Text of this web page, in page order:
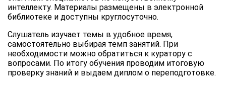
интеллекту. Материалы размещены в электронной
библиотеке и доступны круглосуточно.
Слушатель изучает темы в удобное время,
самостоятельно выбирая темп занятий. При
необходимости можно обратиться к куратору с
вопросами. По итогу обучения проводим итоговую
проверку знаний и выдаем диплом о переподготовке.